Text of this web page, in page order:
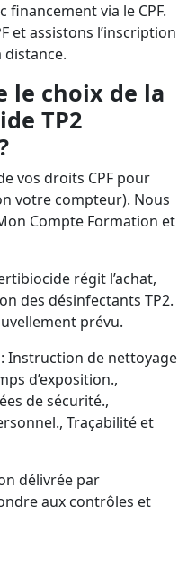
financement via le CPF.
et assistons l’inscription
distance.
le choix de la
TP2
vos droits CPF pour
votre compteur). Nous
Compte Formation et
régit l’achat,
des désinfectants TP2.
prévu.
: Instruction de nettoyage
d’exposition.,
de sécurité.,
Traçabilité et
délivrée par
aux contrôles et